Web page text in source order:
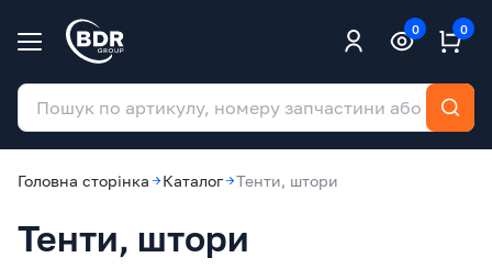
0 0
Головна сторінка Каталог Тенти, штори
Тенти, штори